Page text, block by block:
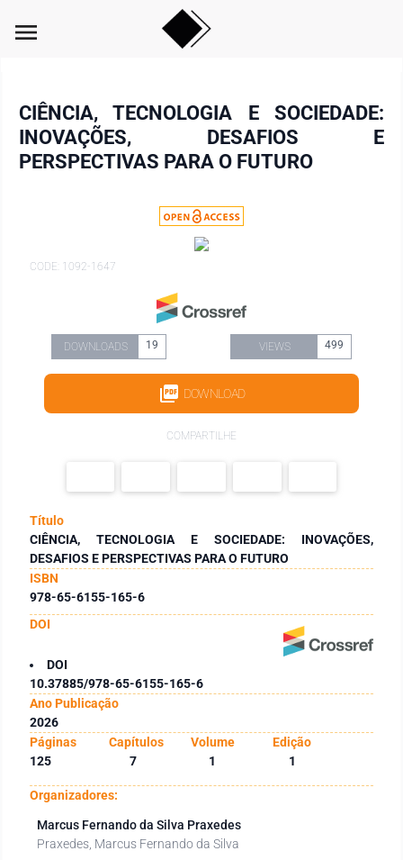
menu
CIÊNCIA, TECNOLOGIA E SOCIEDADE:
INOVAÇÕES, DESAFIOS E
PERSPECTIVAS PARA O FUTURO
CODE: 1092-1647
DOWNLOADS 19 VIEWS 499
DOWNLOAD
COMPARTILHE
Título
CIÊNCIA, TECNOLOGIA E SOCIEDADE: INOVAÇÕES,
DESAFIOS E PERSPECTIVAS PARA O FUTURO
ISBN
978-65-6155-165-6
DOI
DOI
10.37885/978-65-6155-165-6
Ano Publicação
2026
Páginas
Capítulos Volume
Edição
125
7 1 1
Organizadores:
Marcus Fernando da Silva Praxedes
Praxedes, Marcus Fernando da Silva